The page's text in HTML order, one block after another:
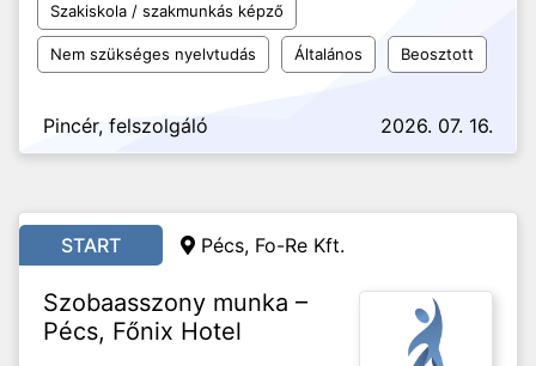
Szakiskola / szakmunkás képző
Nem szükséges nyelvtudás Általános Beosztott
Pincér, felszolgáló 2026. 07. 16.
START Pécs, Fo-Re Kft.
Szobaasszony munka –
Pécs, Főnix Hotel